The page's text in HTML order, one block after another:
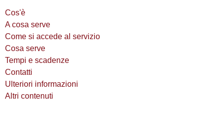
Cos'è
A cosa serve
Come si accede al servizio
Cosa serve
Tempi e scadenze
Contatti
Ulteriori informazioni
Altri contenuti